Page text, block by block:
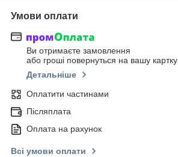
Умови оплати
Ви отримаєте замовлення
або гроші повернуться на вашу картку
Детальніше
Оплатити частинами
Післяплата
Оплата на рахунок
Всі умови оплати